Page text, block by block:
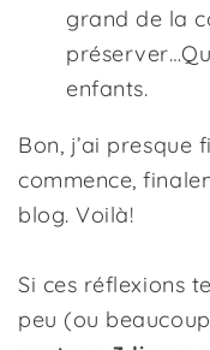
grand de la
enfants.
Bon, j’ai presque
commence,
blog. Voilà!
Si ces réflexions
peu (ou